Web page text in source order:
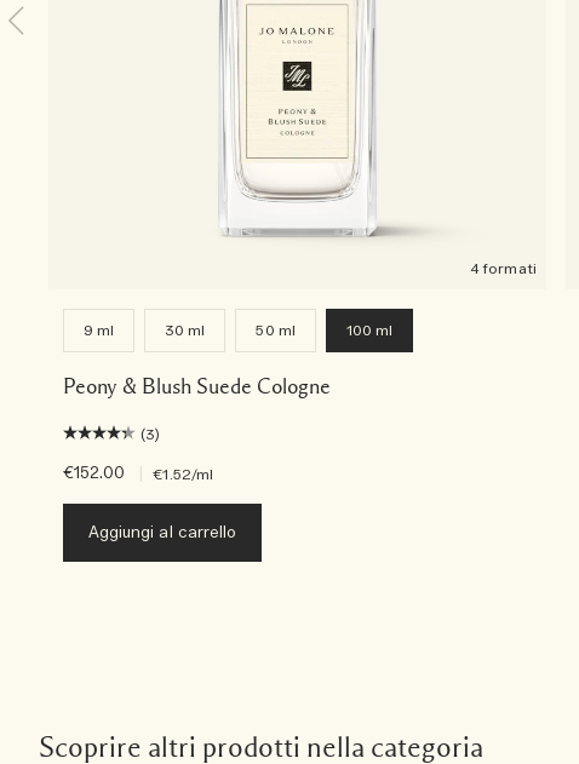
4 formati
9 ml 30 ml 50 ml 100 ml
Peony & Blush Suede Cologne
(3)
€152.00 €1.52/ml
Aggiungi al carrello
Scoprire altri prodotti nella categoria